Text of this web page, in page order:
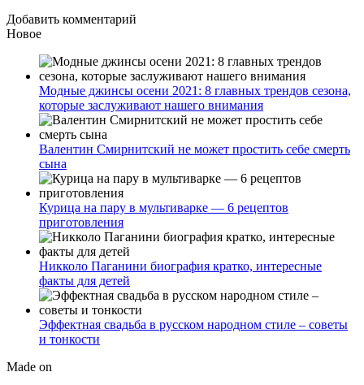
Добавить комментарий
Новое
Модные джинсы осени 2021: 8 главных трендов сезона,
которые заслуживают нашего внимания
Валентин Смирнитский не может простить себе смерть
сына
Курица на пару в мультиварке — 6 рецептов
приготовления
Никколо Паганини биография кратко, интересные
факты для детей
Эффектная свадьба в русском народном стиле – советы
и тонкости
Made on